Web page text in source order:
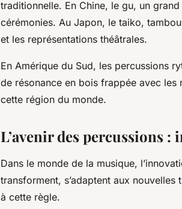
traditionnelle. En Chine, le gu, un
cérémonies. Au Japon, le taiko,
et les représentations théâtrales.
En Amérique du Sud, les percussions
de résonance en bois frappée avec les
cette région du monde.
L’avenir des percussions
Dans le monde de la musique,
transforment, s’adaptent aux
à cette règle.